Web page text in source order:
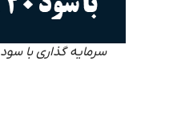
سرمایه گذاری با سود 40% تضمین